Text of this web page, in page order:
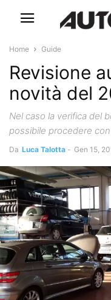
Home Guide
Revisione
novità del
Nel caso la verifica del
possibile procedere
Da Luca Talotta - Gen 15,